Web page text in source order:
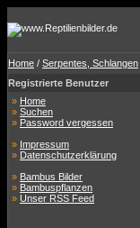
Home / Serpentes, Schlangen
Registrierte Benutzer
» Home
» Suchen
» Password vergessen
» Impressum
» Datenschutzerklärung
» Bambus Bilder
» Bambuspflanzen
» Unser RSS Feed